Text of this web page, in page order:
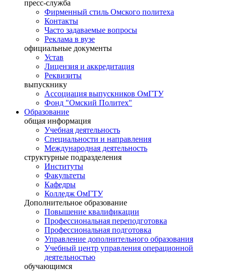
пресс-служба
Фирменный стиль Омского политеха
Контакты
Часто задаваемые вопросы
Реклама в вузе
официальные документы
Устав
Лицензия и аккредитация
Реквизиты
выпускнику
Ассоциация выпускников ОмГТУ
Фонд "Омский Политех"
Образование
общая информация
Учебная деятельность
Специальности и направления
Международная деятельность
структурные подразделения
Институты
Факультеты
Кафедры
Колледж ОмГТУ
Дополнительное образование
Повышение квалификации
Профессиональная переподготовка
Профессиональная подготовка
Управление дополнительного образования
Учебный центр управления операционной
деятельностью
обучающимся